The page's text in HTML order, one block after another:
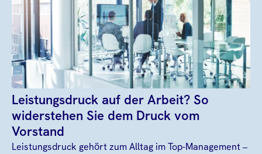
Leistungsdruck auf der Arbeit? So
widerstehen Sie dem Druck vom
Vorstand
Leistungsdruck gehört zum Alltag im Top-Management –